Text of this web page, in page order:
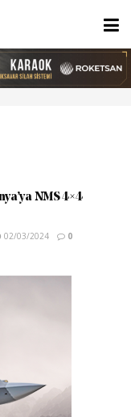
NMS 4×4
02/03/2024 0